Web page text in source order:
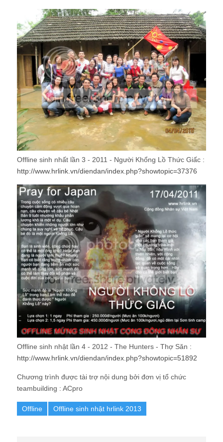
Offline sinh nhất lần 3 - 2011 - Người Khổng Lồ Thức Giấc :
http://www.hrlink.vn/diendan/index.php?showtopic=37376
Offline sinh nhật lần 4 - 2012 - The Hunters - Thợ Săn :
http://www.hrlink.vn/diendan/index.php?showtopic=51892
Chương trình được tài trợ nội dung bởi đơn vị tổ chức
teambuilding : ACpro
Offline Offline sinh nhật hrlink 2013